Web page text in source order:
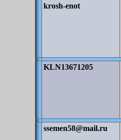
krosh-enot
KLN13671205
ssemen58@mail.ru